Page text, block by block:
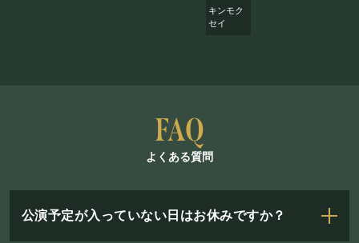
MACHIDA
10周年！
キンモク
セイ
よくある質問
公演予定が入っていない日はお休みですか？